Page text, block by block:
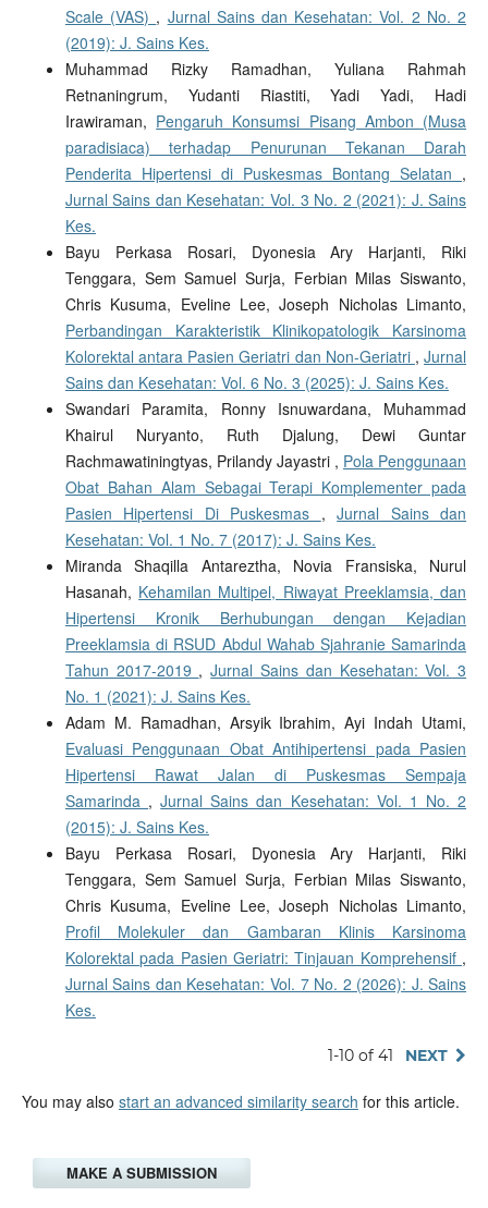
Scale (VAS) , Jurnal Sains dan Kesehatan: Vol. 2 No. 2
(2019): J. Sains Kes.
Muhammad Rizky Ramadhan, Yuliana Rahmah
Retnaningrum, Yudanti Riastiti, Yadi Yadi, Hadi
Irawiraman, Pengaruh Konsumsi Pisang Ambon (Musa
paradisiaca) terhadap Penurunan Tekanan Darah
Penderita Hipertensi di Puskesmas Bontang Selatan ,
Jurnal Sains dan Kesehatan: Vol. 3 No. 2 (2021): J. Sains
Kes.
Bayu Perkasa Rosari, Dyonesia Ary Harjanti, Riki
Tenggara, Sem Samuel Surja, Ferbian Milas Siswanto,
Chris Kusuma, Eveline Lee, Joseph Nicholas Limanto,
Perbandingan Karakteristik Klinikopatologik Karsinoma
Kolorektal antara Pasien Geriatri dan Non-Geriatri ,Jurnal
Sains dan Kesehatan: Vol. 6 No. 3 (2025): J. Sains Kes.
Swandari Paramita, Ronny Isnuwardana, Muhammad
Khairul Nuryanto, Ruth Djalung, Dewi Guntar
Rachmawatiningtyas, Prilandy Jayastri , Pola Penggunaan
Obat Bahan Alam Sebagai Terapi Komplementer pada
Pasien Hipertensi Di Puskesmas ,Jurnal Sains dan
Kesehatan: Vol. 1 No. 7 (2017): J. Sains Kes.
Miranda Shaqilla Antareztha, Novia Fransiska, Nurul
Hasanah, Kehamilan Multipel, Riwayat Preeklamsia, dan
Hipertensi Kronik Berhubungan dengan Kejadian
Preeklamsia di RSUD Abdul Wahab Sjahranie Samarinda
Tahun 2017-2019 ,Jurnal Sains dan Kesehatan: Vol. 3
No. 1 (2021): J. Sains Kes.
Adam M. Ramadhan, Arsyik Ibrahim, Ayi Indah Utami,
Evaluasi Penggunaan Obat Antihipertensi pada Pasien
Hipertensi Rawat Jalan di Puskesmas Sempaja
Samarinda ,Jurnal Sains dan Kesehatan: Vol. 1 No. 2
(2015): J. Sains Kes.
Bayu Perkasa Rosari, Dyonesia Ary Harjanti, Riki
Tenggara, Sem Samuel Surja, Ferbian Milas Siswanto,
Chris Kusuma, Eveline Lee, Joseph Nicholas Limanto,
Profil Molekuler dan Gambaran Klinis Karsinoma
Kolorektal pada Pasien Geriatri: Tinjauan Komprehensif ,
Jurnal Sains dan Kesehatan: Vol. 7 No. 2 (2026): J. Sains
Kes.
1-10 of 41 NEXT
You may also start an advanced similarity search for this article.
MAKE A SUBMISSION